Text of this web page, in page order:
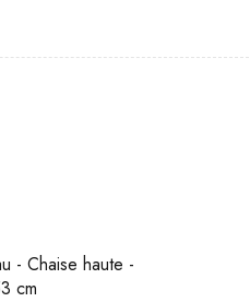
- Chaise haute -
cm